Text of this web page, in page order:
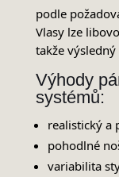
podle
Vlasy lze
takže
Výhody
systémů:
realistický a
pohodlné
variabilita